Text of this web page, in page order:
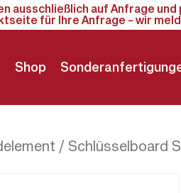
ausschließlich auf Anfrage
für Ihre Anfrage – wir
Shop
/ Schlüsselboard